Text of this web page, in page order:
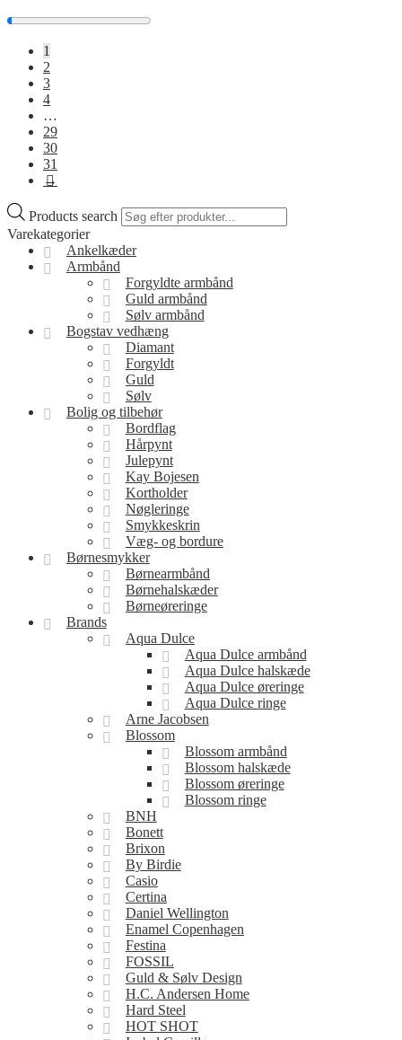
1
2
3
4
…
29
30
31
→
Products search
Varekategorier
Ankelkæder
Armbånd
Forgyldte armbånd
Guld armbånd
Sølv armbånd
Bogstav vedhæng
Diamant
Forgyldt
Guld
Sølv
Bolig og tilbehør
Bordflag
Hårpynt
Julepynt
Kay Bojesen
Kortholder
Nøgleringe
Smykkeskrin
Væg- og bordure
Børnesmykker
Børnearmbånd
Børnehalskæder
Børneøreringe
Brands
Aqua Dulce
Aqua Dulce armbånd
Aqua Dulce halskæde
Aqua Dulce øreringe
Aqua Dulce ringe
Arne Jacobsen
Blossom
Blossom armbånd
Blossom halskæde
Blossom øreringe
Blossom ringe
BNH
Bonett
Brixon
By Birdie
Casio
Certina
Daniel Wellington
Enamel Copenhagen
Festina
FOSSIL
Guld & Sølv Design
H.C. Andersen Home
Hard Steel
HOT SHOT